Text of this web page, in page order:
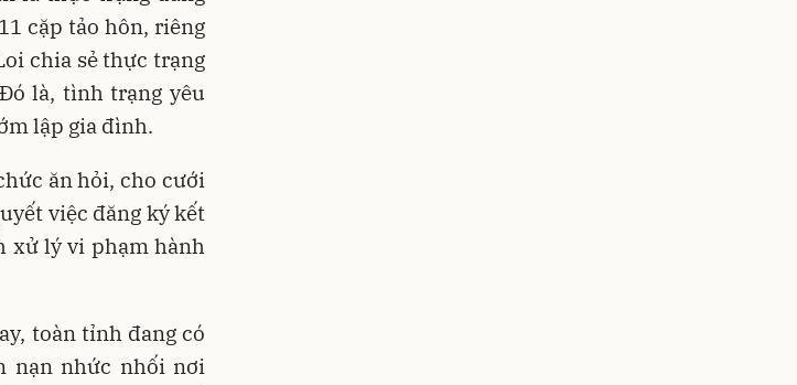
cặp tảo hôn, riêng
chia sẻ thực trạng
là, tình trạng yêu
lập gia đình.
ăn hỏi, cho cưới
việc đăng ký kết
xử lý vi phạm hành
toàn tỉnh đang có
nạn nhức nhối nơi